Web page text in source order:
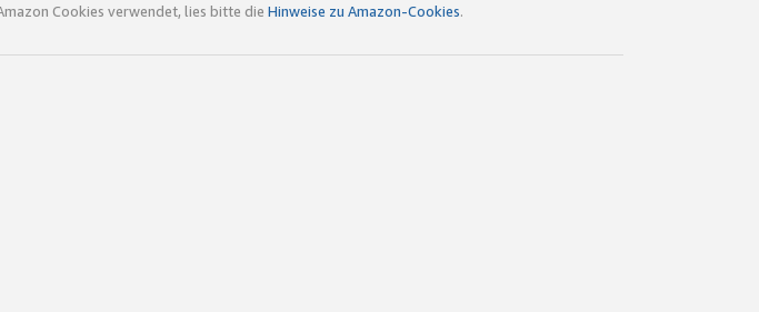
Cookies verwendet, lies bitte die Hinweise zu Amazon-Cookies.